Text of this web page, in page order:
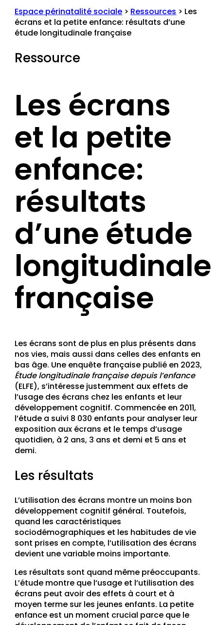
Espace périnatalité sociale > Ressources > Les
écrans et la petite enfance: résultats d’une
étude longitudinale française
Ressource
Les écrans
et la petite
enfance:
résultats
d’une étude
longitudinale
française
Les écrans sont de plus en plus présents dans
nos vies, mais aussi dans celles des enfants en
bas âge. Une enquête française publié en 2023,
Étude longitudinale française depuis l’enfance
(ELFE), s’intéresse justemment aux effets de
l’usage des écrans chez les enfants et leur
développement cognitif. Commencée en 2011,
l’étude a suivi 8 030 enfants pour analyser leur
exposition aux écrans et le temps d’usage
quotidien, à 2 ans, 3 ans et demi et 5 ans et
demi.
Les résultats
L’utilisation des écrans montre un moins bon
développement cognitif général. Toutefois,
quand les caractéristiques
sociodémographiques et les habitudes de vie
sont prises en compte, l’utilisation des écrans
devient une variable moins importante.
Les résultats sont quand même préoccupants.
L’étude montre que l’usage et l’utilisation des
écrans peut avoir des effets à court et à
moyen terme sur les jeunes enfants. La petite
enfance est un moment crucial parce que le